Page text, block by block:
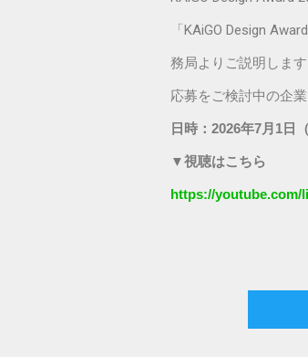
「KAiGO Design
務局よりご説明します
応募をご検討中の企
日時：2026年7月1日
▼視聴はこちら
https://youtube.com/